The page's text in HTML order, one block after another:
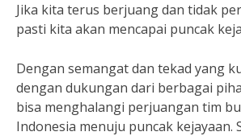
Jika kita terus berjuang dan tidak
pasti kita akan mencapai puncak
Dengan semangat dan tekad yang
dengan dukungan dari berbagai
bisa menghalangi perjuangan tim
Indonesia menuju puncak kejayaan.